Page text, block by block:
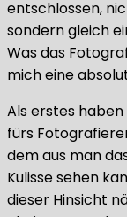
entschlossen,
sondern gleich
Was das
mich eine
Als erstes
fürs
dem aus man
Kulisse sehen
dieser Hinsicht